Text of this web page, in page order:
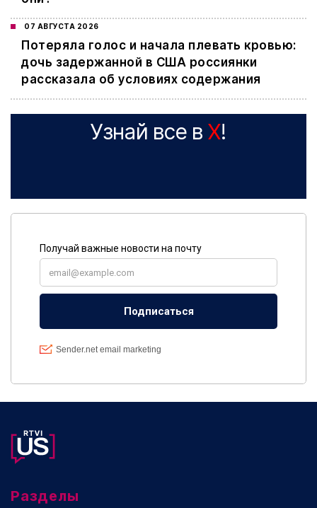
07 АВГУСТА 2026
Потеряла голос и начала плевать кровью:
дочь задержанной в США россиянки
рассказала об условиях содержания
Узнай все в X!
Разделы